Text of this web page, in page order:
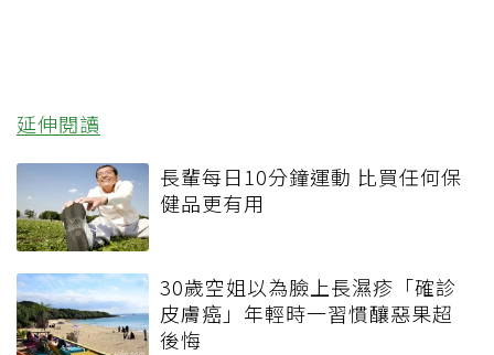
延伸閱讀
長輩每日10分鐘運動 比買任何保
健品更有用
30歲空姐以為臉上長濕疹「確診
皮膚癌」年輕時一習慣釀惡果超
後悔